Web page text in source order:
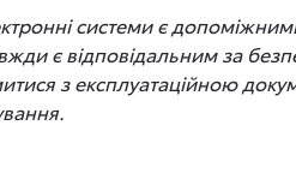
системи є
є відповідальним за
з експлуатаційною